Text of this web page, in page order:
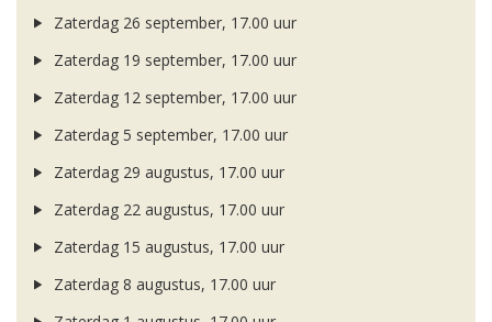
Zaterdag 26 september, 17.00 uur
Zaterdag 19 september, 17.00 uur
Zaterdag 12 september, 17.00 uur
Zaterdag 5 september, 17.00 uur
Zaterdag 29 augustus, 17.00 uur
Zaterdag 22 augustus, 17.00 uur
Zaterdag 15 augustus, 17.00 uur
Zaterdag 8 augustus, 17.00 uur